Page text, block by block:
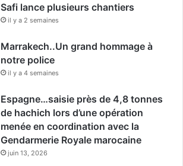
Safi lance plusieurs chantiers
il y a 2 semaines
Marrakech..Un grand hommage à
notre police
il y a 4 semaines
Espagne…saisie près de 4,8 tonnes
de hachich lors d’une opération
menée en coordination avec la
Gendarmerie Royale marocaine
juin 13, 2026